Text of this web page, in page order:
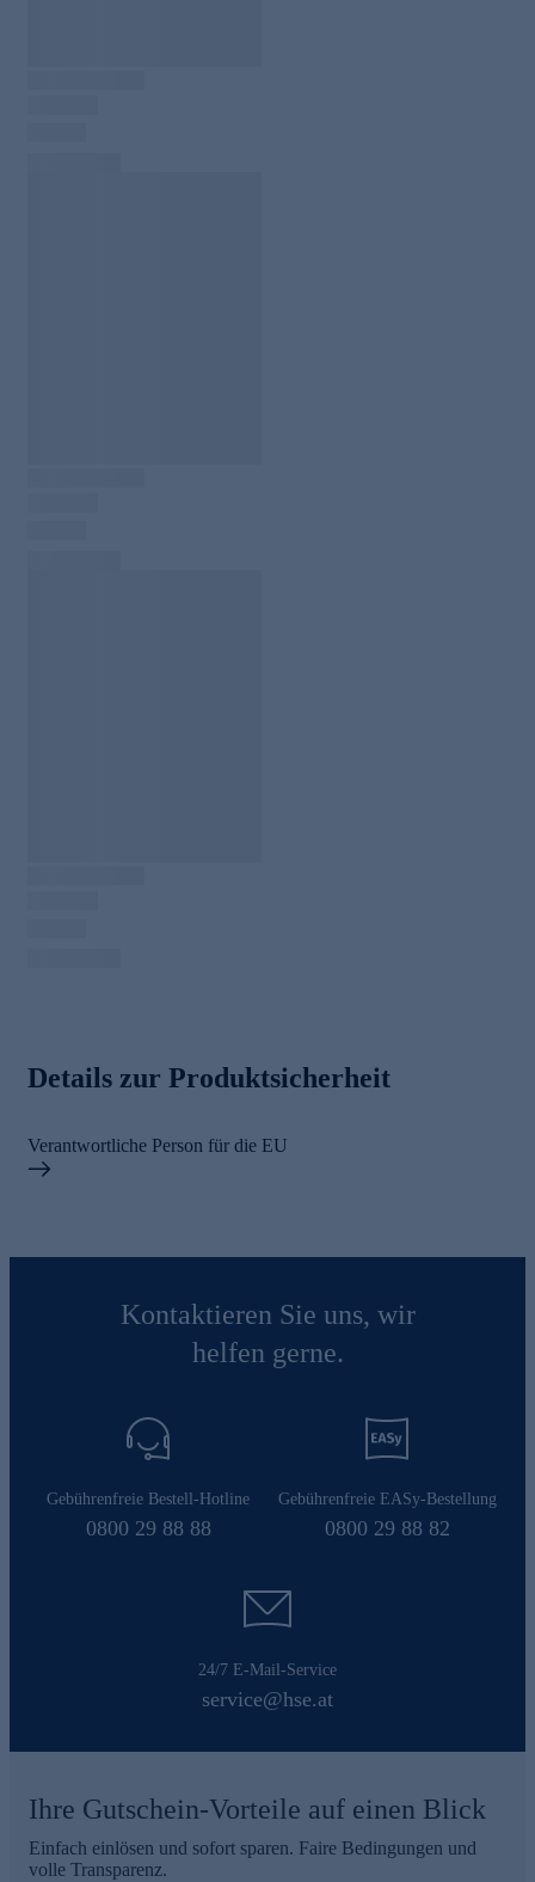
Details zur Produktsicherheit
Verantwortliche Person für die EU
Kontaktieren Sie uns, wir
helfen gerne.
Gebührenfreie Bestell-Hotline
0800 29 88 88
Gebührenfreie EASy-Bestellung
0800 29 88 82
24/7 E-Mail-Service
service@hse.at
Ihre Gutschein-Vorteile auf einen Blick
Einfach einlösen und sofort sparen. Faire Bedingungen und
volle Transparenz.